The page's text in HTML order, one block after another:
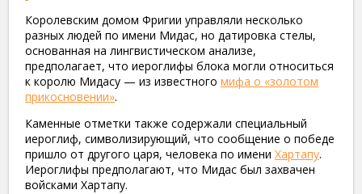
Королевским домом Фригии управляли несколько
разных людей по имени Мидас, но датировка стелы,
основанная на лингвистическом анализе,
предполагает, что иероглифы блока могли относиться
к королю Мидасу — из известного мифа о «золотом
прикосновении».
Каменные отметки также содержали специальный
иероглиф, символизирующий, что сообщение о победе
пришло от другого царя, человека по имени Хартапу.
Иероглифы предполагают, что Мидас был захвачен
войсками Хартапу.